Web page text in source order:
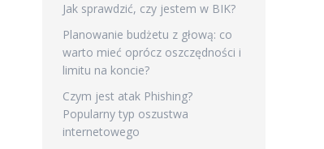
Jak sprawdzić, czy jestem w BIK?
Planowanie budżetu z głową: co
warto mieć oprócz oszczędności i
limitu na koncie?
Czym jest atak Phishing?
Popularny typ oszustwa
internetowego